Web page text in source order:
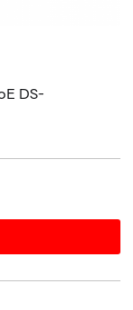
DS-